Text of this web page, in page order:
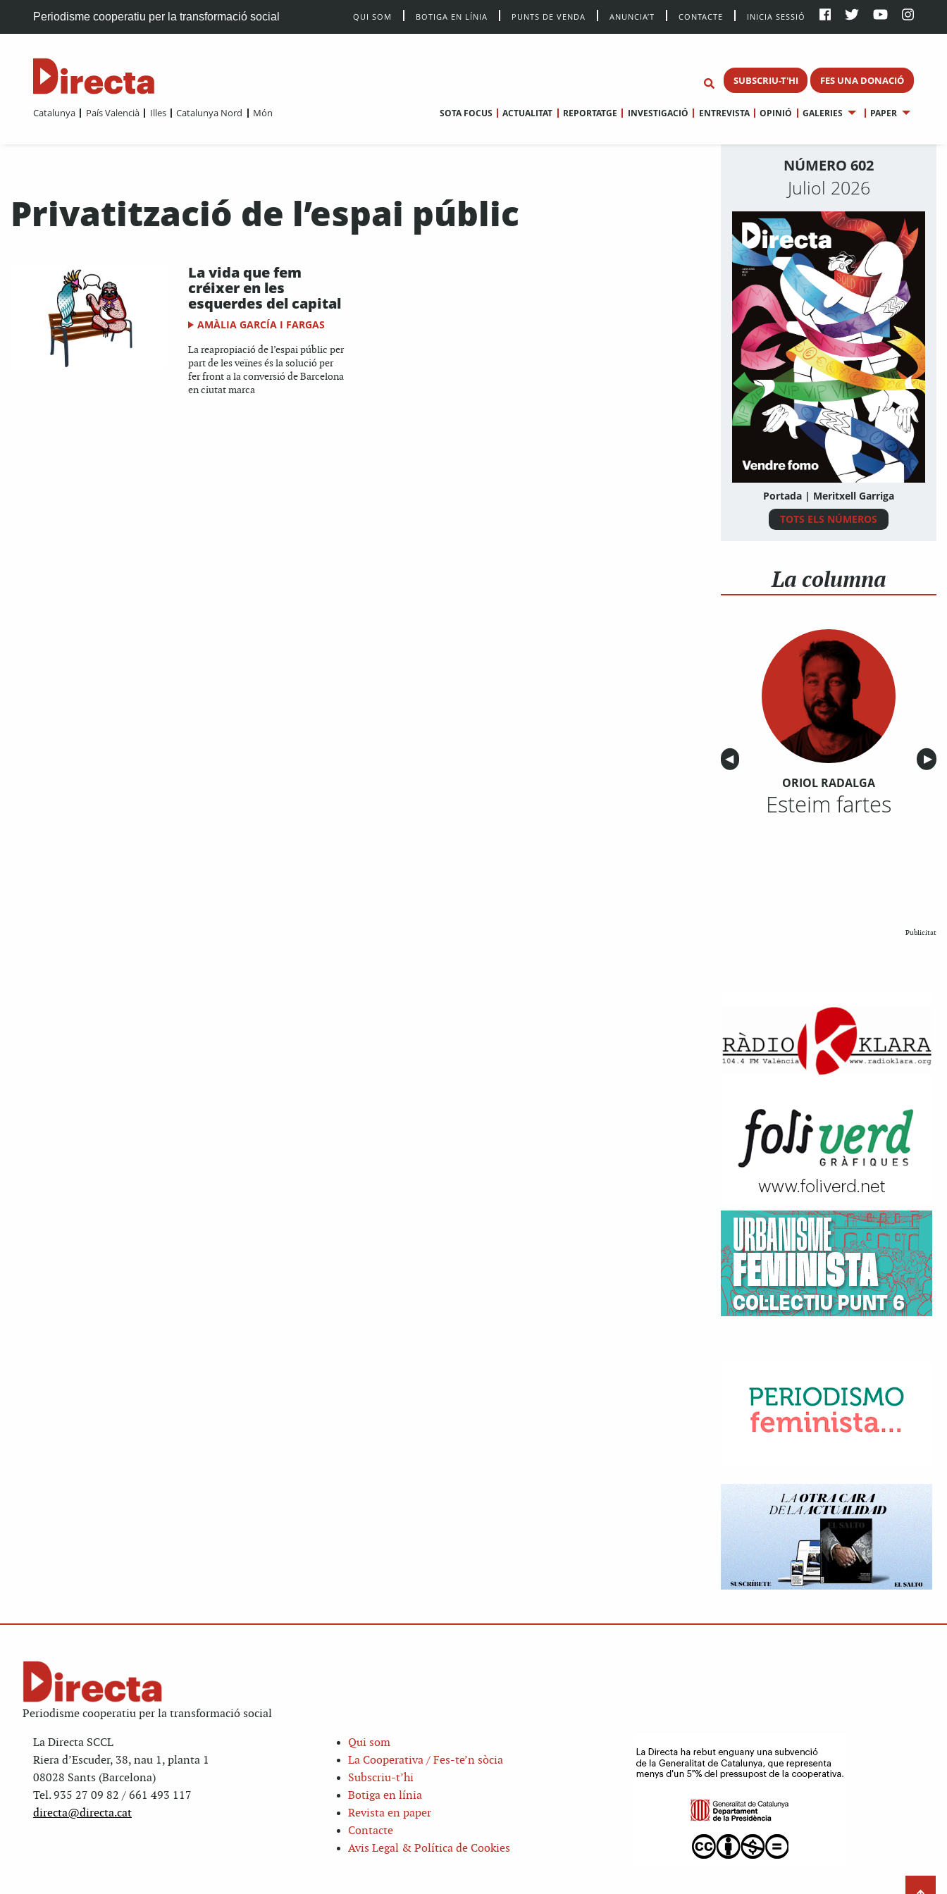
Periodisme cooperatiu per la transformació social QUI SOM BOTIGA EN LÍNIA PUNTS DE VENDA ANUNCIA’T CONTACTE INICIA SESSIÓ
SUBSCRIU-T'HI FES UNA DONACIÓ
Catalunya País Valencià Illes Catalunya Nord Món SOTA FOCUS ACTUALITAT REPORTATGE INVESTIGACIÓ ENTREVISTA OPINIÓ GALERIES PAPER
Privatització de l’espai públic
La vida que fem
créixer en les
esquerdes del capital
AMÀLIA GARCÍA I FARGAS
La reapropiació de l’espai públic per
part de les veïnes és la solució per
fer front a la conversió de Barcelona
en ciutat marca
NÚMERO 602
Juliol 2026
Portada | Meritxell Garriga
TOTS ELS NÚMEROS
La columna
Anterior
◀︎ ▶︎
ORIOL RADALGA
Esteim fartes
Publicitat
Periodisme cooperatiu per la transformació social
La Directa SCCL
Riera d’Escuder, 38, nau 1, planta 1
08028 Sants (Barcelona)
Tel. 935 27 09 82 / 661 493 117
directa@directa.cat
Qui som
La Cooperativa / Fes-te’n sòcia
Subscriu-t’hi
Botiga en línia
Revista en paper
Contacte
Avis Legal & Política de Cookies